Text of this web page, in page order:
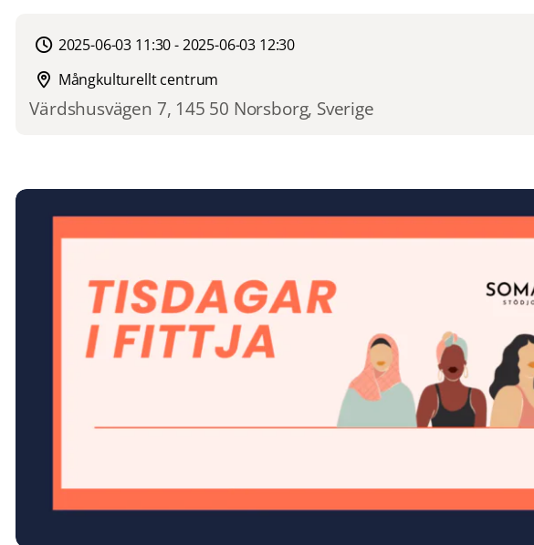
2025-06-03 11:30 - 2025-06-03 12:30
Mångkulturellt centrum
Värdshusvägen 7, 145 50 Norsborg, Sverige